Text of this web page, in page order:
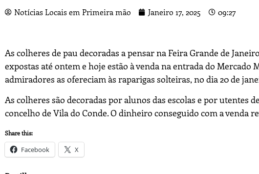
Notícias Locais em Primeira mão Janeiro 17, 2025 09:27
As colheres de pau decoradas a pensar na Feira Grande de
expostas até ontem e hoje estão à venda na entrada do
admiradores as ofereciam às raparigas solteiras, no dia 20 de
As colheres são decoradas por alunos das escolas e por utentes
concelho de Vila do Conde. O dinheiro conseguido com a venda
Share this:
Facebook X